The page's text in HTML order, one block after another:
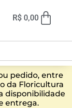
R$ 0,00
pedido, entre
da Floricultura
disponibilidade
entrega.